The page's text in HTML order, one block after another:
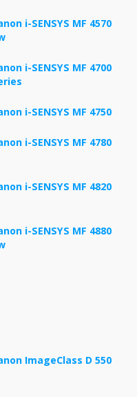
i-SENSYS MF 4570
i-SENSYS MF 4700
i-SENSYS MF 4750
i-SENSYS MF 4780
i-SENSYS MF 4820
i-SENSYS MF 4880
ImageClass D 550